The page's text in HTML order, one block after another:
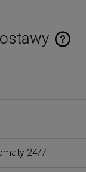
ewentualnych
24/7